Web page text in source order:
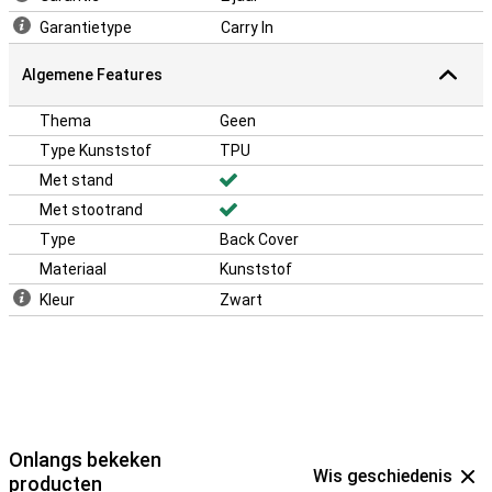
Garantietype
Carry In
Algemene Features
Thema
Geen
Type Kunststof
TPU
Met stand
Met stootrand
Type
Back Cover
Materiaal
Kunststof
Kleur
Zwart
Onlangs bekeken
producten
Wis geschiedenis